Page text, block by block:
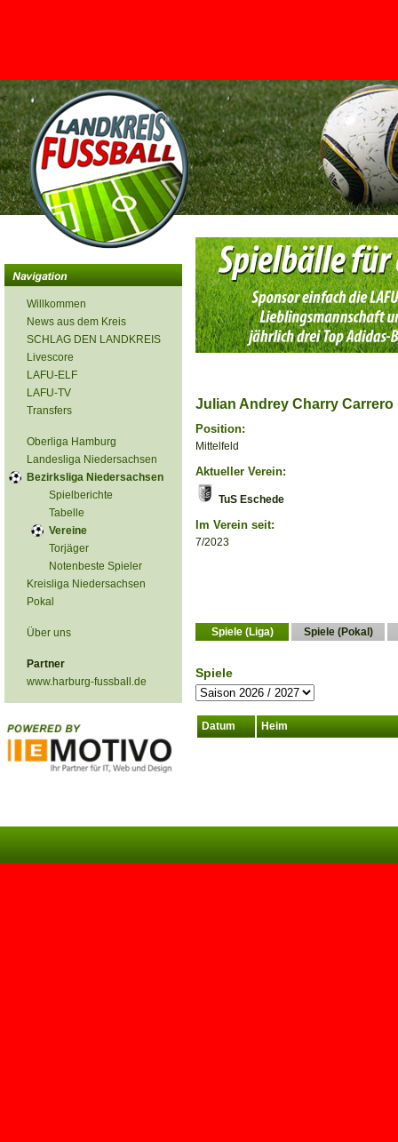
<
Willkommen
News aus dem Kreis
SCHLAG DEN LANDKREIS
Livescore
LAFU-ELF
LAFU-TV
Transfers
Oberliga Hamburg
Landesliga Niedersachsen
Bezirksliga Niedersachsen
Spielberichte
Tabelle
Vereine
Torjäger
Notenbeste Spieler
Kreisliga Niedersachsen
Pokal
Über uns
Partner
www.harburg-fussball.de
Julian Andrey Charry Carrero
Position:
Mittelfeld
Aktueller Verein:
TuS Eschede
Im Verein seit:
7/2023
Spiele (Liga) Spiele (Pokal)
Spiele
Datum Heim